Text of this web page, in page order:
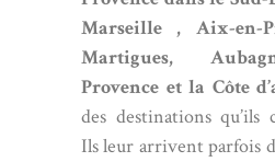
Marseille , Aix-en-
Martigues,
Provence et la Côte
des destinations qu’ils
Ils leur arrivent parfois